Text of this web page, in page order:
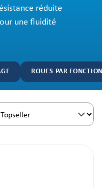
réduite
une fluidité
ROUES PAR